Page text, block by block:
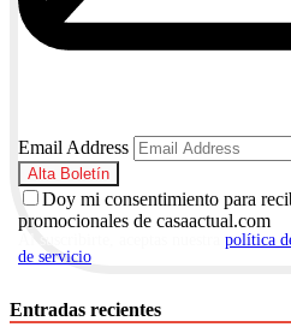
Email Address
Doy mi consentimiento para
promocionales de casaactual.com
política
de servicio
Entradas recientes